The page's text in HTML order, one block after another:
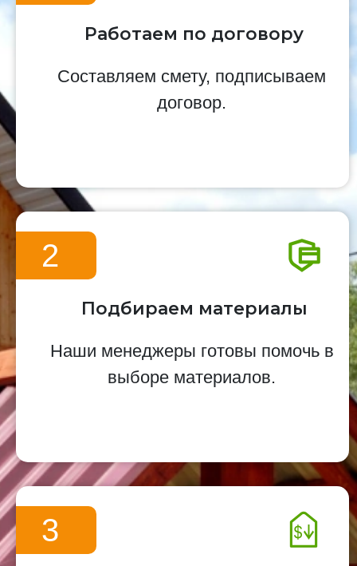
Работаем по договору
Составляем смету, подписываем
договор.
2
Подбираем материалы
Наши менеджеры готовы помочь в
выборе материалов.
3